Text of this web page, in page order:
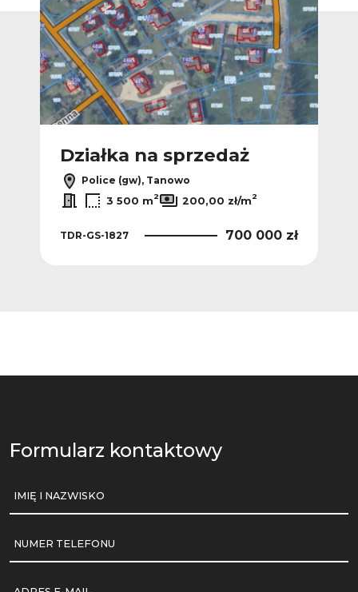
Działka na sprzedaż
Police (gw), Tanowo
3 500 m2 200,00 zł/m2
TDR-GS-1827 700 000 zł
Formularz kontaktowy
IMIĘ I NAZWISKO
NUMER TELEFONU